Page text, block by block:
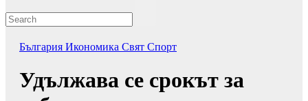
България Икономика Свят Спорт
Удължава се срокът за